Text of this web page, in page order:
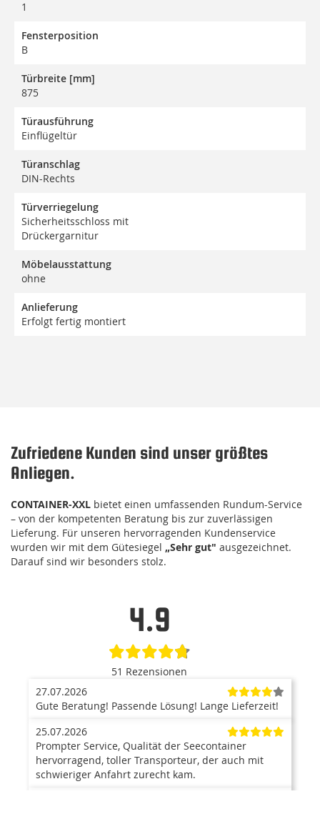
1
Fensterposition
B
Türbreite [mm]
875
Türausführung
Einflügeltür
Türanschlag
DIN-Rechts
Türverriegelung
Sicherheitsschloss mit
Drückergarnitur
Möbelausstattung
ohne
Anlieferung
Erfolgt fertig montiert
Zufriedene Kunden sind unser größtes
Anliegen.
CONTAINER-XXL bietet einen umfassenden Rundum-Service
– von der kompetenten Beratung bis zur zuverlässigen
Lieferung. Für unseren hervorragenden Kundenservice
wurden wir mit dem Gütesiegel „Sehr gut" ausgezeichnet.
Darauf sind wir besonders stolz.
4.9
51 Rezensionen
27.07.2026
Gute Beratung! Passende Lösung! Lange Lieferzeit!
25.07.2026
Prompter Service, Qualität der Seecontainer
hervorragend, toller Transporteur, der auch mit
schwieriger Anfahrt zurecht kam.